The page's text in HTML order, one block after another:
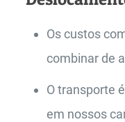
Os custos
combinar de
O transporte
em nossos